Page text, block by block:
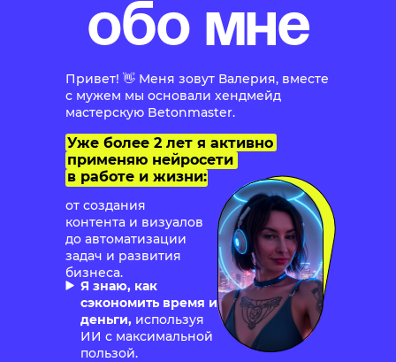
обо мне
Привет! 👋 Меня зовут Валерия, вместе
с мужем мы основали хендмейд
мастерскую Betonmaster.
Уже более 2 лет я активно
применяю нейросети
в работе и жизни:
от создания
контента и визуалов
до автоматизации
задач и развития
бизнеса.
Я знаю, как
сэкономить время и
деньги, используя
ИИ с максимальной
пользой.